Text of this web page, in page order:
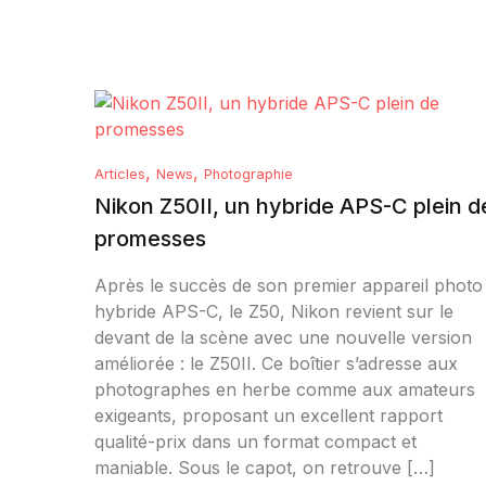
Articles, News, Photographie
Nikon Z50II, un hybride APS-C plein
promesses
Après le succès de son premier appareil photo
hybride APS-C, le Z50, Nikon revient sur le
devant de la scène avec une nouvelle version
améliorée : le Z50II. Ce boîtier s’adresse aux
photographes en herbe comme aux amateurs
exigeants, proposant un excellent rapport
qualité-prix dans un format compact et
maniable. Sous le capot, on retrouve […]